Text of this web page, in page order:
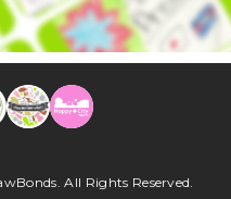
All Rights Reserved.